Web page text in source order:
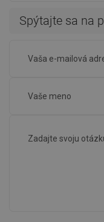
Spýtajte sa na